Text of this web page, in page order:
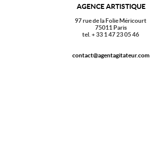
AGENCE ARTISTIQUE
97 rue de la Folie Méricourt
75011 Paris
tel. + 33 1 47 23 05 46
contact@agentagitateur.com